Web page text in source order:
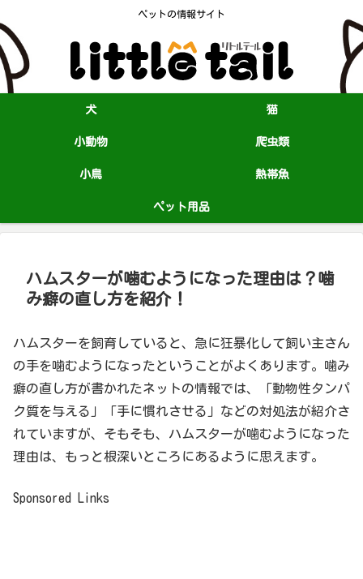
ペットの情報サイト
犬 猫
小動物 爬虫類
小鳥 熱帯魚
ペット用品
ハムスターが噛むようになった理由は？噛
み癖の直し方を紹介！
ハムスターを飼育していると、急に狂暴化して飼い主さん
の手を噛むようになったということがよくあります。噛み
癖の直し方が書かれたネットの情報では、「動物性タンパ
ク質を与える」「手に慣れさせる」などの対処法が紹介さ
れていますが、そもそも、ハムスターが噛むようになった
理由は、もっと根深いところにあるように思えます。
Sponsored Links